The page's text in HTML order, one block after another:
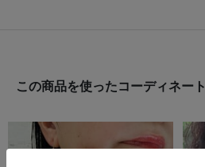
この商品を使ったコーディネート